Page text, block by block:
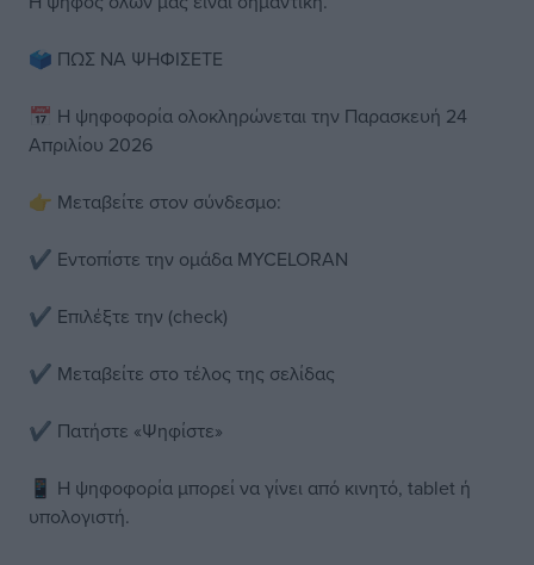
🗳 ΠΩΣ ΝΑ ΨΗΦΙΣΕΤΕ
📅 Η ψηφοφορία ολοκληρώνεται την Παρασκευή 24
Απριλίου 2026
👉 Μεταβείτε στον σύνδεσμο:
✔ Εντοπίστε την ομάδα MYCELORAN
✔ Επιλέξτε την (check)
✔ Μεταβείτε στο τέλος της σελίδας
✔ Πατήστε «Ψηφίστε»
📱 Η ψηφοφορία μπορεί να γίνει από κινητό, tablet ή
υπολογιστή.